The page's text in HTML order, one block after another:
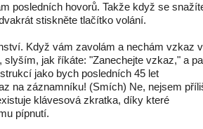
posledních hovorů. Takže když se
stiskněte tlačítko volání.
Když vám zavolám a nechám vzkaz
slyším, jak říkáte: "Zanechejte vzkaz," a
jako bych posledních 45 let
na záznamníku! (Smích) Ne, nejsem
klávesová zkratka, díky které
pípnutí.